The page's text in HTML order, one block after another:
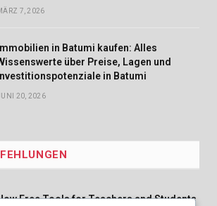
7, 2026
Immobilien in Batumi kaufen: Alles
über Preise, Lagen und
Investitionspotenziale in Batumi
20, 2026
Free Tools for Teachers and Students